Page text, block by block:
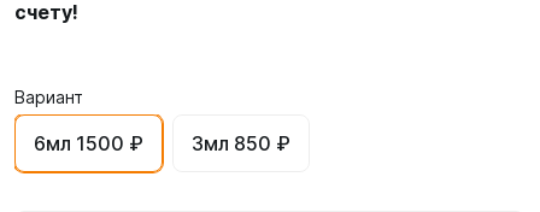
счету!
Вариант
6мл 1500 ₽ 3мл 850 ₽